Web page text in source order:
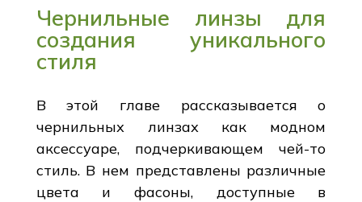
Чернильные линзы для
создания уникального
стиля
В этой главе рассказывается о
чернильных линзах как модном
аксессуаре, подчеркивающем чей-то
стиль. В нем представлены различные
цвета и фасоны, доступные в